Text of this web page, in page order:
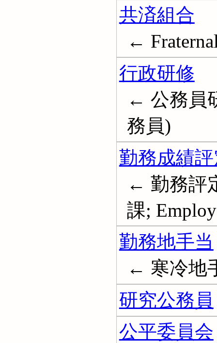
共済組合
←
行政研修
← 公務員
務員)
勤務成績
← 勤務評
課;
勤務地手当
← 寒冷地
研究公務員
公平委員会